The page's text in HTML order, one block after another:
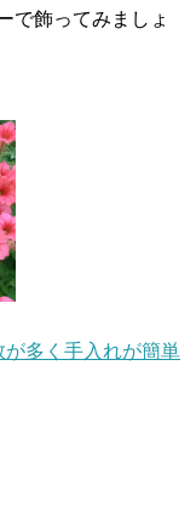
で飾ってみましょ
多く手入れが簡単